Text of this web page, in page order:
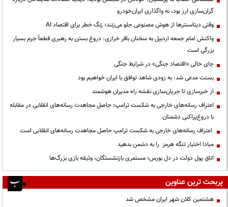
گران‌سازی ارز بود، نه واگذاری ایران‌خودرو
وقتی دیتاسنترها از هوش مصنوعی جلو می‌زنند؛ زنگ خطر برای اقتصاد AI
واکنش امام جمعه اردبیل به سخنان باقر خرازی: دروغ بستن به رهبری قطعاً جرم بسیار
بزرگی است
جای خالی «اقتصاد جنگی» در شرایط جنگی
بسنت مدعی شد: به زودی شاهد توافق با ایران خواهیم بود
از خبرسازی تا جریان‌سازی نقشه راه مدیران هوشمند
اعتراف رسانه‌های خارجی به شکست ترامپ؛ حاصل مجاهدت رسانه‌های انقلابی در مقابله
با دروغ‌پراکنی دشمنان
اعتراف رسانه‌های خارجی به شکست ترامپ حاصل مجاهدت رسانه‌های انقلابی است
مبادا اختیار تنگه هرمز را به دشمن بدهید
اتاق پول دولت در دل بورس؛ مستمری بازنشستگان، وثیقه بازی بزرگ‌ها
پربحث ترین عناوین
هشتمین کلان شهر ایران مشخص شد